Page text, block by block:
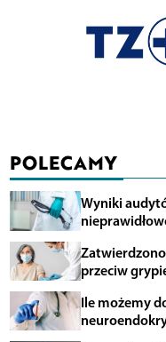
POLECAMY
Wyniki
przeciw
Ile możemy